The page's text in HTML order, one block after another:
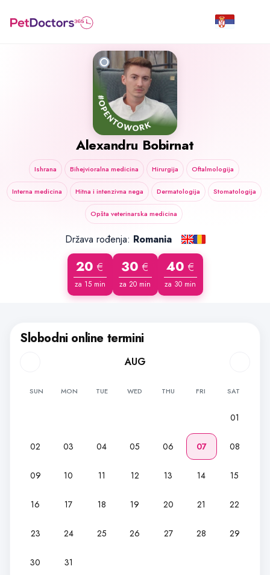
Alexandru Bobirnat
Ishrana Bihejvioralna medicina Hirurgija Oftalmologija
Interna medicina Hitna i intenzivna nega Dermatologija Stomatologija
Opšta veterinarska medicina
Država rođenja: Romania
20 €
za 15 min
30 €
za 20 min
40 €
za 30 min
Slobodni online termini
AUG
SUN MON TUE WED THU FRI SAT
01
02 03 04 05 06 07 08
09 10 11 12 13 14 15
16 17 18 19 20 21 22
23 24 25 26 27 28 29
30 31